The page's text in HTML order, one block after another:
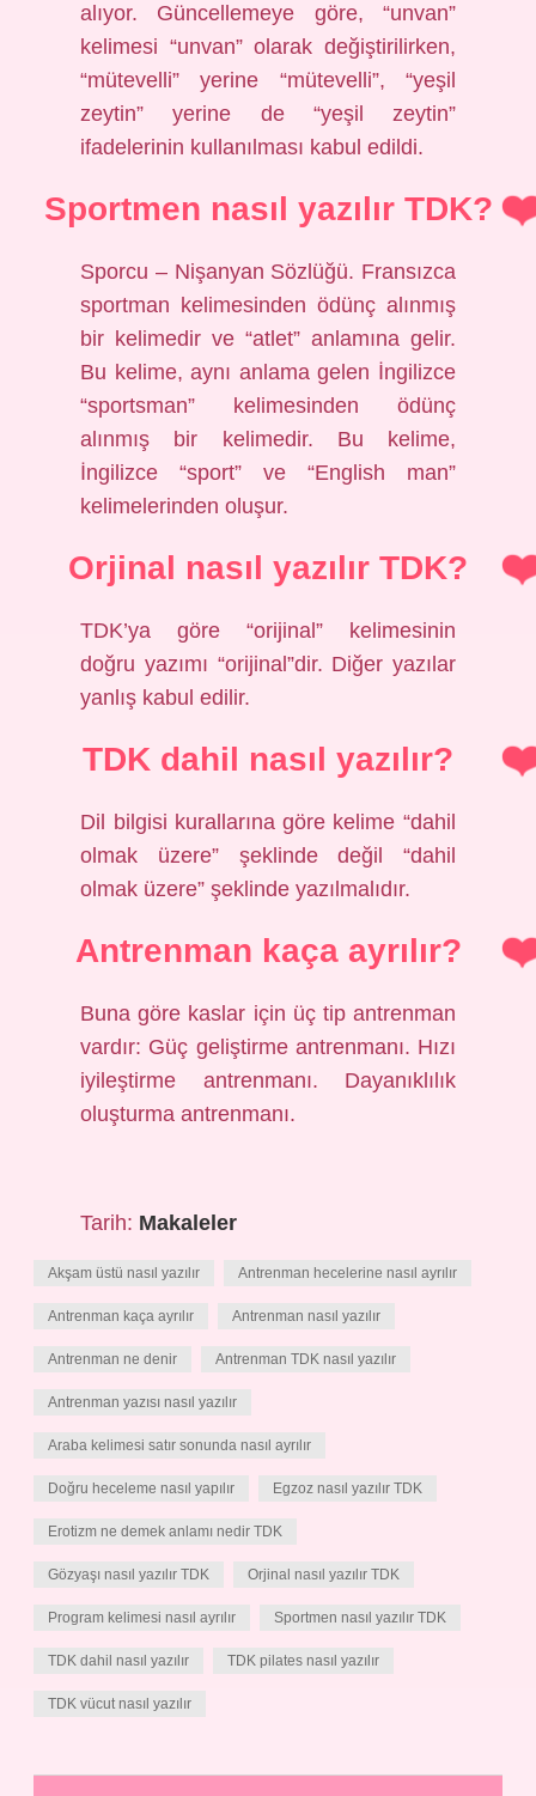
alıyor. Güncellemeye göre, “unvan”
kelimesi “unvan” olarak değiştirilirken,
“mütevelli” yerine “mütevelli”, “yeşil
zeytin” yerine de “yeşil zeytin”
ifadelerinin kullanılması kabul edildi.
Sportmen nasıl yazılır TDK?
Sporcu – Nişanyan Sözlüğü. Fransızca
sportman kelimesinden ödünç alınmış
bir kelimedir ve “atlet” anlamına gelir.
Bu kelime, aynı anlama gelen İngilizce
“sportsman” kelimesinden ödünç
alınmış bir kelimedir. Bu kelime,
İngilizce “sport” ve “English man”
kelimelerinden oluşur.
Orjinal nasıl yazılır TDK?
TDK’ya göre “orijinal” kelimesinin
doğru yazımı “orijinal”dir. Diğer yazılar
yanlış kabul edilir.
TDK dahil nasıl yazılır?
Dil bilgisi kurallarına göre kelime “dahil
olmak üzere” şeklinde değil “dahil
olmak üzere” şeklinde yazılmalıdır.
Antrenman kaça ayrılır?
Buna göre kaslar için üç tip antrenman
vardır: Güç geliştirme antrenmanı. Hızı
iyileştirme antrenmanı. Dayanıklılık
oluşturma antrenmanı.
Tarih: Makaleler
Akşam üstü nasıl yazılır Antrenman hecelerine nasıl ayrılır
Antrenman kaça ayrılır Antrenman nasıl yazılır
Antrenman ne denir Antrenman TDK nasıl yazılır
Antrenman yazısı nasıl yazılır
Araba kelimesi satır sonunda nasıl ayrılır
Doğru heceleme nasıl yapılır Egzoz nasıl yazılır TDK
Erotizm ne demek anlamı nedir TDK
Gözyaşı nasıl yazılır TDK Orjinal nasıl yazılır TDK
Program kelimesi nasıl ayrılır Sportmen nasıl yazılır TDK
TDK dahil nasıl yazılır TDK pilates nasıl yazılır
TDK vücut nasıl yazılır